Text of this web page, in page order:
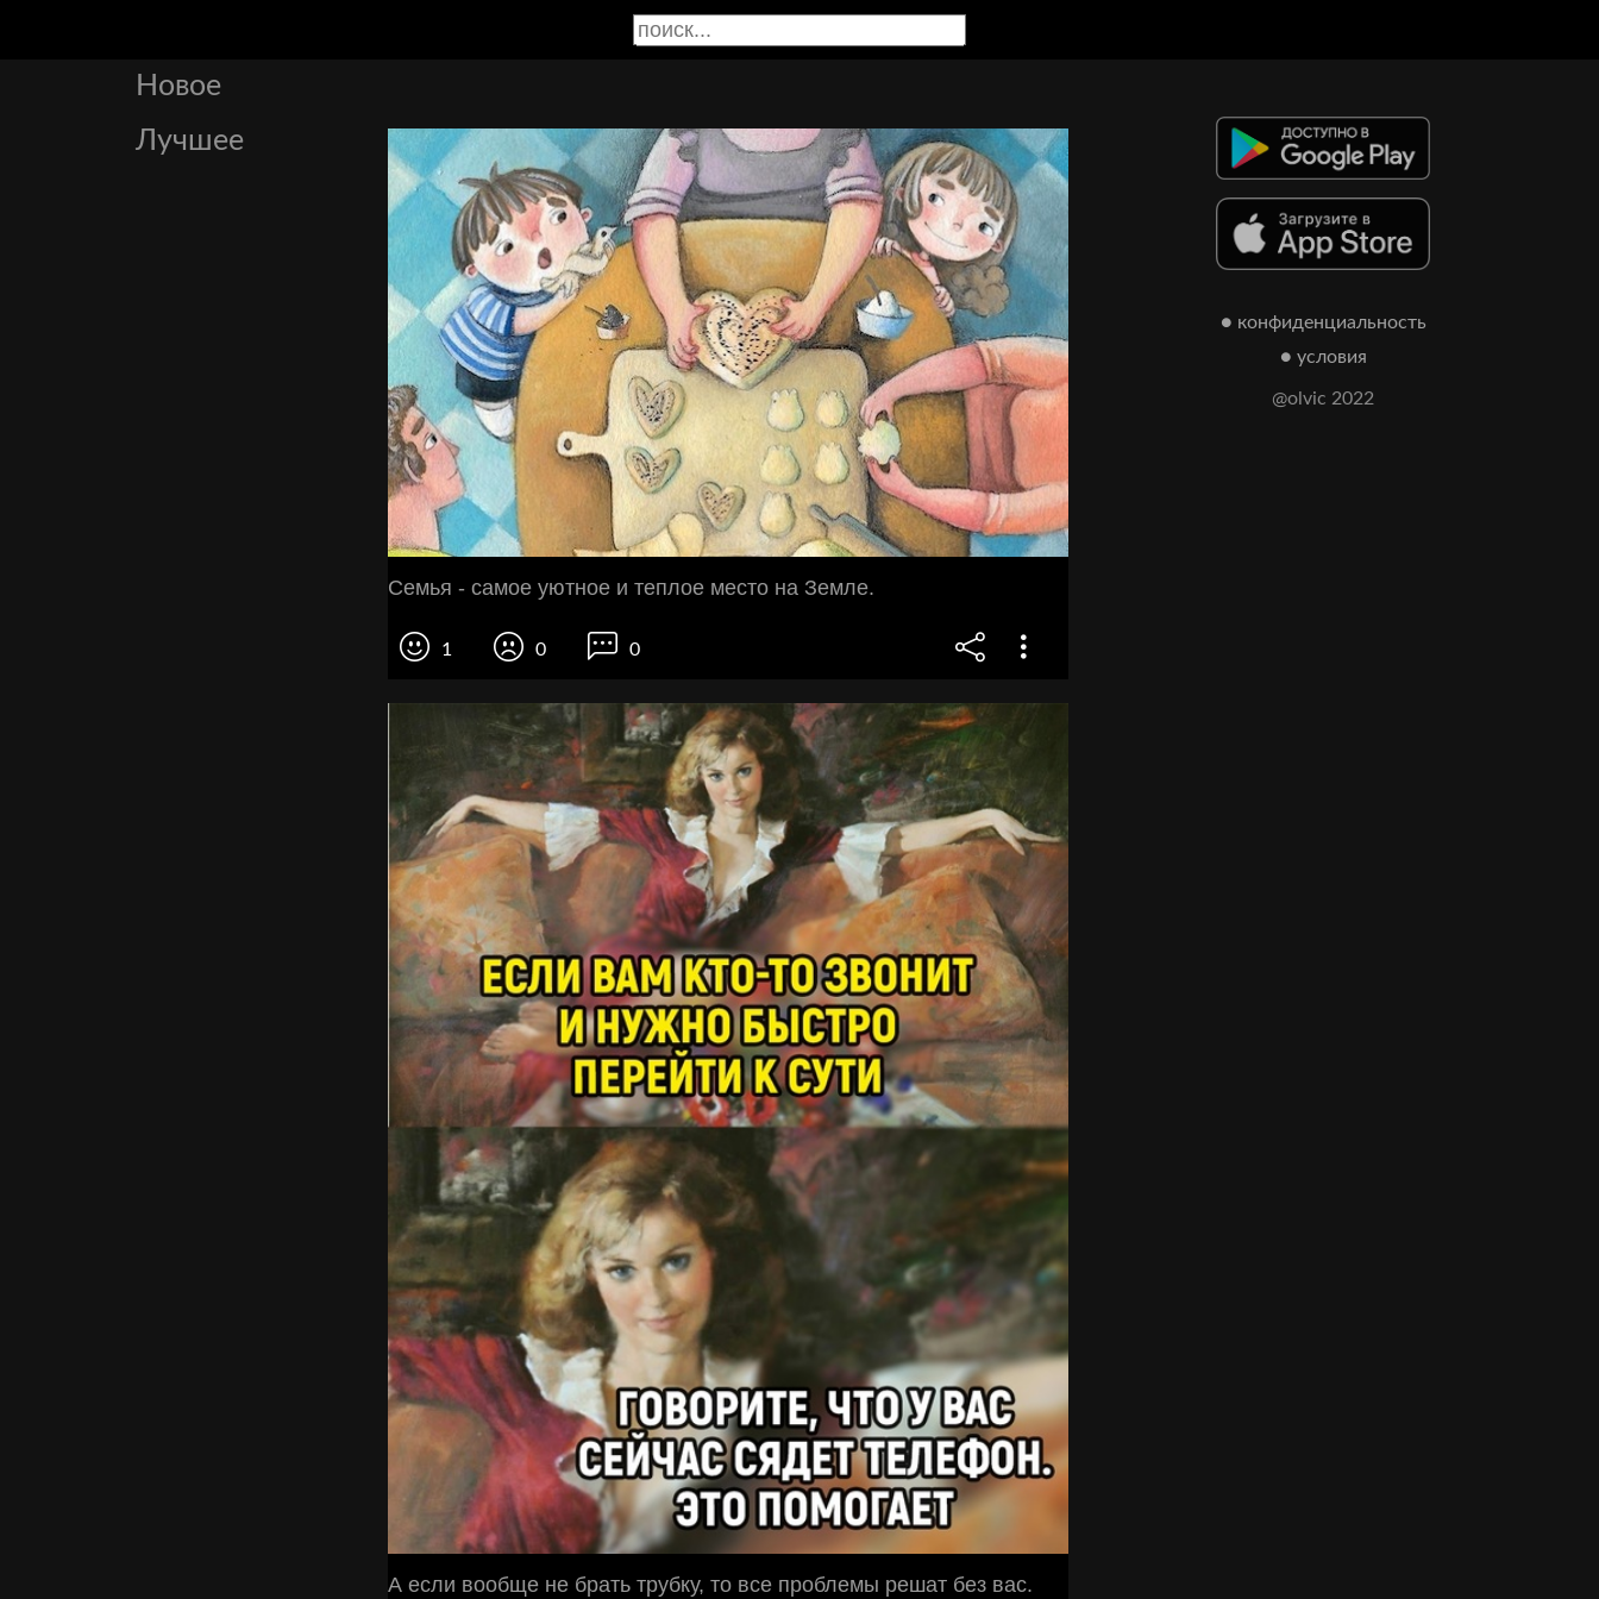
Новое
Лучшее
Семья - самое уютное и теплое место на Земле.
1 0 0
А если вообще не брать трубку, то все проблемы решат без вас.
● конфиденциальность
● условия
@olvic 2022